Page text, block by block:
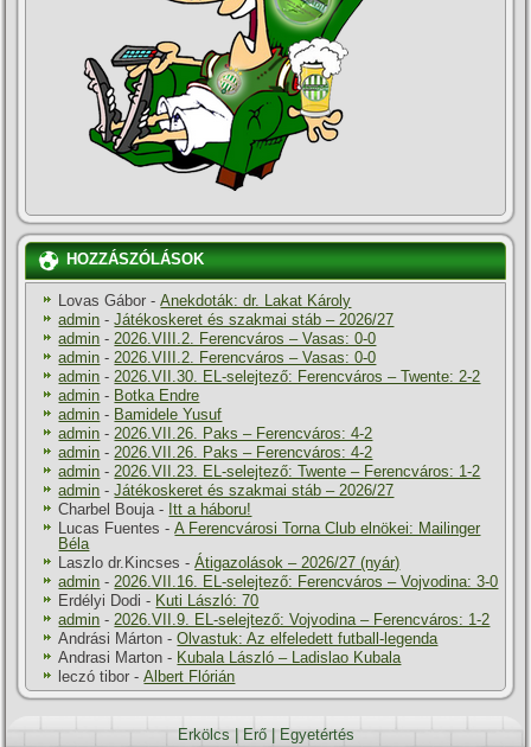
HOZZÁSZÓLÁSOK
Lovas Gábor -Anekdoták: dr. Lakat Károly
admin -Játékoskeret és szakmai stáb – 2026/27
admin -2026.VIII.2. Ferencváros – Vasas: 0-0
admin -2026.VIII.2. Ferencváros – Vasas: 0-0
admin -2026.VII.30. EL-selejtező: Ferencváros – Twente: 2-2
admin - Botka Endre
admin - Bamidele Yusuf
admin -2026.VII.26. Paks – Ferencváros: 4-2
admin -2026.VII.26. Paks – Ferencváros: 4-2
admin -2026.VII.23. EL-selejtező: Twente – Ferencváros: 1-2
admin -Játékoskeret és szakmai stáb – 2026/27
Charbel Bouja- Itt a háboru!
Lucas Fuentes -A Ferencvárosi Torna Club elnökei: Mailinger
Béla
Laszlo dr.Kincses -Átigazolások – 2026/27 (nyár)
admin -2026.VII.16. EL-selejtező: Ferencváros – Vojvodina: 3-0
Erdélyi Dodi - Kuti László: 70
admin -2026.VII.9. EL-selejtező: Vojvodina – Ferencváros: 1-2
Andrási Márton -Olvastuk: Az elfeledett futball-legenda
Andrasi Marton - Kubala László – Ladislao Kubala
leczó tibor -Albert Flórián
Erkölcs | Erő| Egyetértés